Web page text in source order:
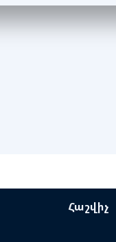
Հաշվիչ